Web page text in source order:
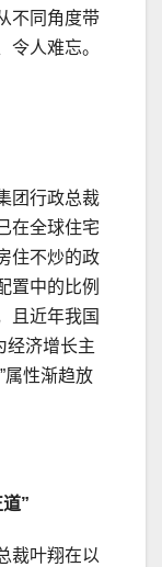
不同角度带
令人难忘。
团行政总裁
在全球住宅
住不炒的政
置中的比例
且近年我国
经济增长主
属性渐趋放
”
裁叶翔在以